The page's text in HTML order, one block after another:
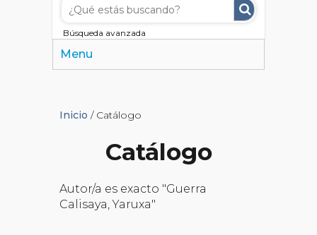
Búsqueda avanzada
Menu
Inicio / Catálogo
Catálogo
Autor/a es exacto "Guerra
Calisaya, Yaruxa"